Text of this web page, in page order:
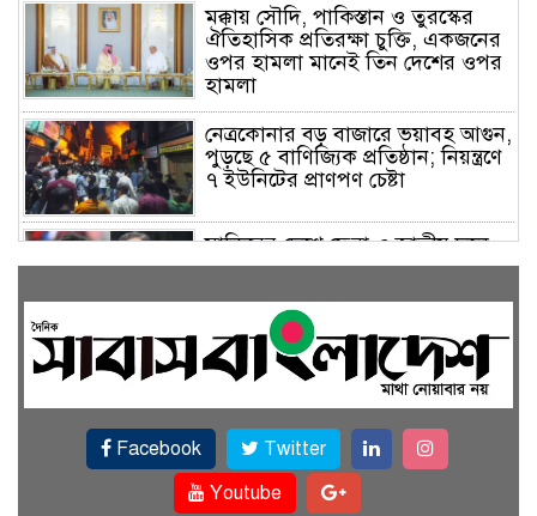
মক্কায় সৌদি, পাকিস্তান ও তুরস্কের
ঐতিহাসিক প্রতিরক্ষা চুক্তি, একজনের
ওপর হামলা মানেই তিন দেশের ওপর
হামলা
নেত্রকোনার বড় বাজারে ভয়াবহ আগুন,
পুড়ছে ৫ বাণিজ্যিক প্রতিষ্ঠান; নিয়ন্ত্রণে
৭ ইউনিটের প্রাণপণ চেষ্টা
সাকিবের দেশে ফেরা ও জাতীয় দলে
ফেরার সম্ভাবনা নেই, ইঙ্গিত ক্রীড়া
ফেসবুকে যুক্ত হলো বিকাশ, সহজ
হলো ডিজিটাল পেমেন্ট
বৃষ্টি উপেক্ষা করে ‘জুলাই গণঅভ্যুত্থান
স্মৃতি জাদুঘরে’ দর্শনার্থীদের ঢল
Facebook
Twitter
Youtube